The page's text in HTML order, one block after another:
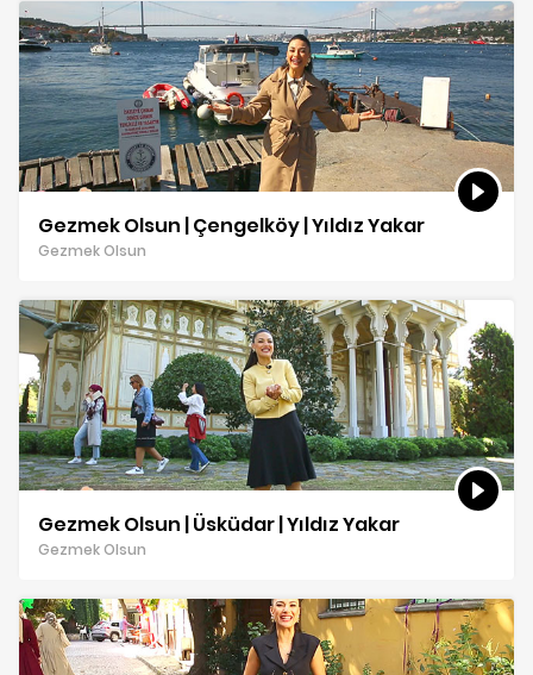
Gezmek Olsun | Çengelköy | Yıldız Yakar
Gezmek Olsun
Gezmek Olsun | Üsküdar | Yıldız Yakar
Gezmek Olsun